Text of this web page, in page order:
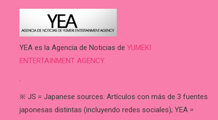
YEA es la Agencia de Noticias de YUMEKI
ENTERTAINMENT AGENCY.
.
※ JS = Japanese sources: Artículos con más de 3 fuentes
japonesas distintas (incluyendo redes sociales); YEA =